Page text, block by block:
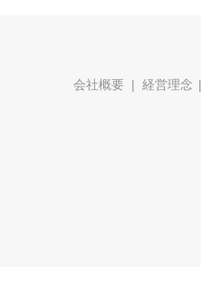
会社概要 経営理念